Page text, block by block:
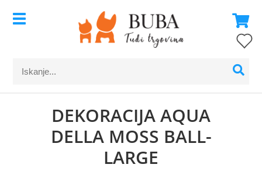
DEKORACIJA AQUA
DELLA MOSS BALL-
LARGE